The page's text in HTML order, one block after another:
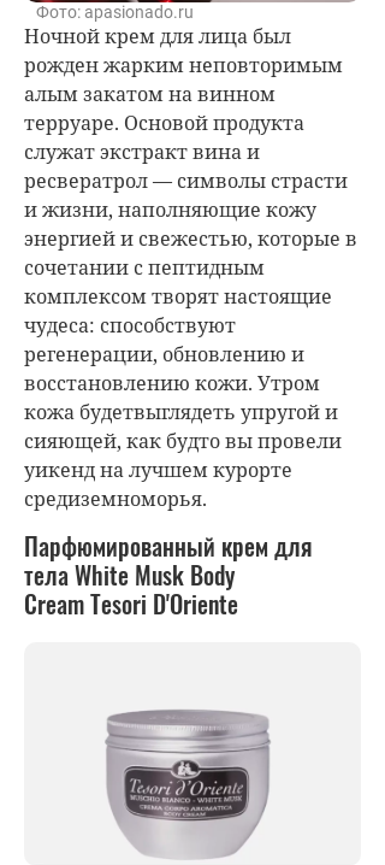
Фото: apasionado.ru
Ночной крем для лица был
рожден жарким неповторимым
алым закатом на винном
терруаре. Основой продукта
служат экстракт вина и
ресвератрол — символы страсти
и жизни, наполняющие кожу
энергией и свежестью, которые в
сочетании с пептидным
комплексом творят настоящие
чудеса: способствуют
регенерации, обновлению и
восстановлению кожи. Утром
кожа будетвыглядеть упругой и
сияющей, как будто вы провели
уикенд на лучшем курорте
средиземноморья.
Парфюмированный крем для
тела White Musk Body
CreamTesori D'Oriente